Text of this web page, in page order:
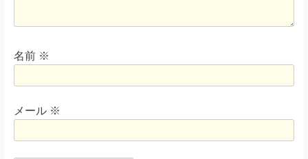
名前 ※
メール ※